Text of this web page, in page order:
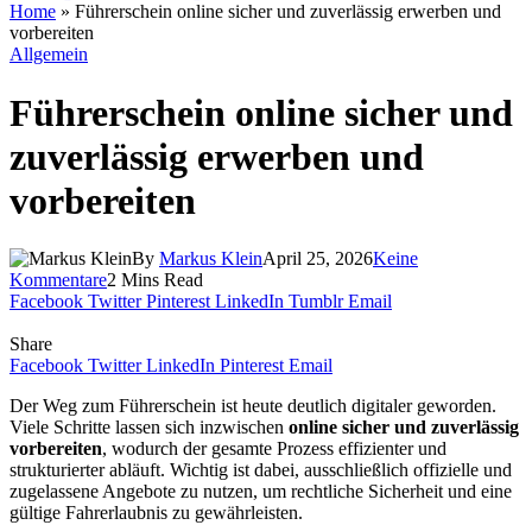
Home » Führerschein online sicher und zuverlässig erwerben und
vorbereiten
Allgemein
Führerschein online sicher und
zuverlässig erwerben und
vorbereiten
By Markus KleinApril 25, 2026Keine
Kommentare2 Mins Read
Facebook Twitter Pinterest LinkedIn Tumblr Email
Share
Facebook Twitter LinkedIn Pinterest Email
Der Weg zum Führerschein ist heute deutlich digitaler geworden.
Viele Schritte lassen sich inzwischen online sicher und zuverlässig
vorbereiten, wodurch der gesamte Prozess effizienter und
strukturierter abläuft. Wichtig ist dabei, ausschließlich offizielle und
zugelassene Angebote zu nutzen, um rechtliche Sicherheit und eine
gültige Fahrerlaubnis zu gewährleisten.